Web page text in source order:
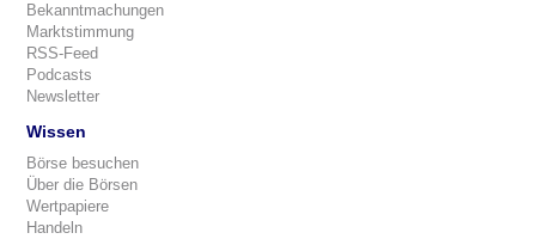
Bekanntmachungen
Marktstimmung
RSS-Feed
Podcasts
Newsletter
Wissen
Börse besuchen
Über die Börsen
Wertpapiere
Handeln